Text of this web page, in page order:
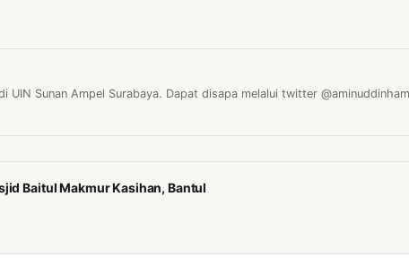
UIN Sunan Ampel Surabaya. Dapat disapa melalui twitter
Baitul Makmur Kasihan, Bantul